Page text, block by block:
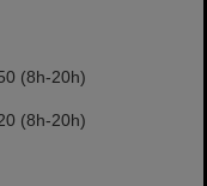
(8h-20h)
(8h-20h)